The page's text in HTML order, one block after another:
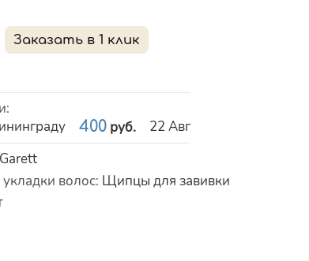
:
400 руб.
22 Авг
Garett
волос: Щипцы для завивки